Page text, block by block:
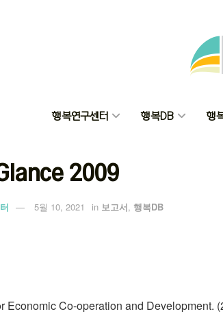
행복연구센터 행복DB 행
2009
5월 10, 2021 in 보고서, 행복DB
Economic Co-operation and Development.